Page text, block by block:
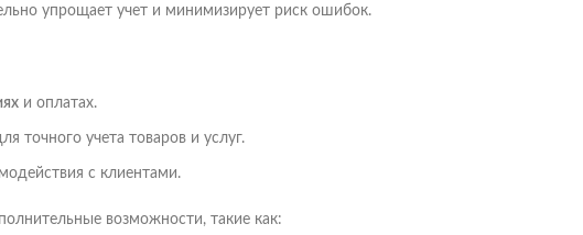
упрощает учет и минимизирует риск ошибок.
и оплатах.
точного учета товаров и услуг.
с клиентами.
возможности, такие как: